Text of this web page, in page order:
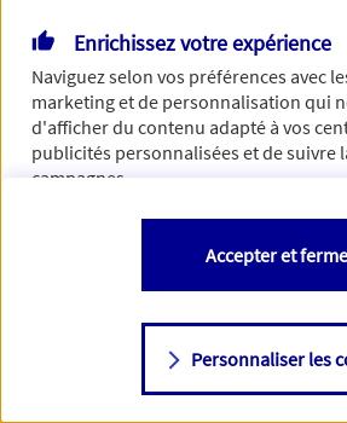
Enrichissez votre expérience
Naviguez selon vos préférences avec
marketing et de personnalisation qui
d'afficher du contenu adapté à vos
publicités personnalisées et de suivre
campagnes.
Vous êtes libre de les accepter, de les
changer d'avis à tout moment en allant
Consulter notre politique decookies
Personnaliser les
Accepter et